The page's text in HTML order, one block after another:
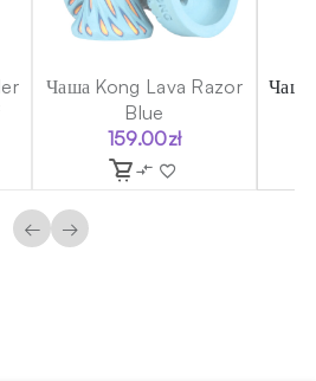
Чаша Kong Lava Razor
Blue
159.00zł
← →